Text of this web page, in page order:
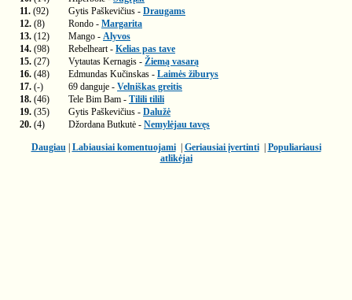
11. (92) Gytis Paškevičius - Draugams
12. (8) Rondo - Margarita
13. (12) Mango - Alyvos
14. (98) Rebelheart - Kelias pas tave
15. (27) Vytautas Kernagis - Žiemą vasarą
16. (48) Edmundas Kučinskas - Laimės žiburys
17. (-) 69 danguje - Velniškas greitis
18. (46) Tele Bim Bam - Tilili tilili
19. (35) Gytis Paškevičius - Dalužė
20. (4) Džordana Butkutė - Nemylėjau tavęs
Daugiau| Labiausiai komentuojami| Geriausiai įvertinti| Populiariausi
atlikėjai